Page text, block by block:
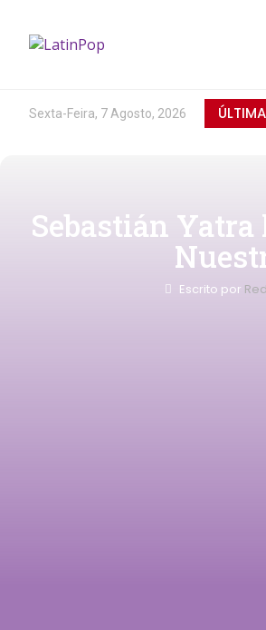
Sexta-Feira, 7 Agosto, 2026
Sebastián
Escrito por